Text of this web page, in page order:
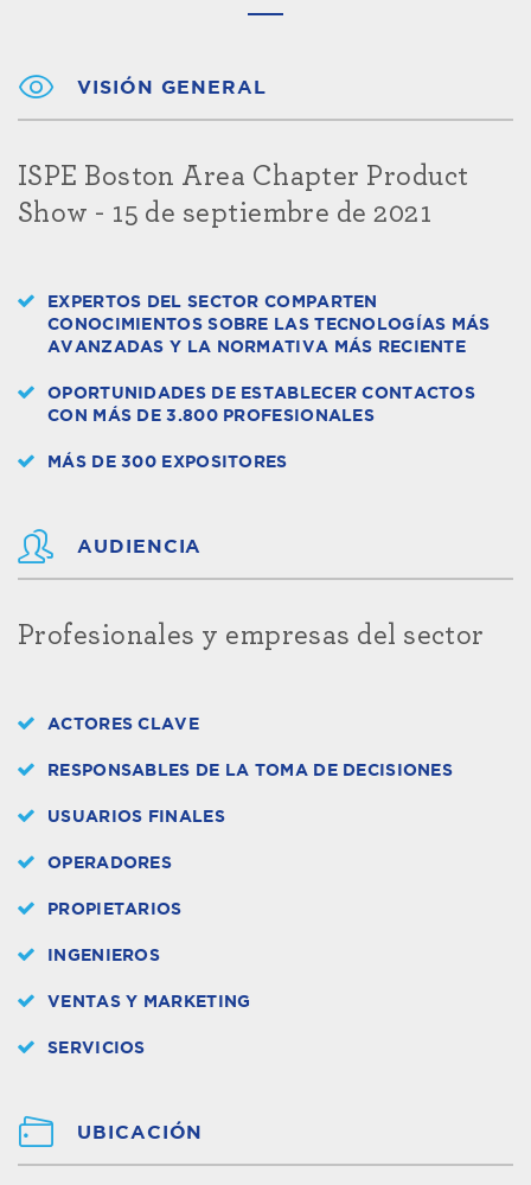
VISIÓN GENERAL
ISPE Boston Area Chapter Product
Show - 15 de septiembre de 2021
EXPERTOS DEL SECTOR COMPARTEN
CONOCIMIENTOS SOBRE LAS TECNOLOGÍAS MÁS
AVANZADAS Y LA NORMATIVA MÁS RECIENTE
OPORTUNIDADES DE ESTABLECER CONTACTOS
CON MÁS DE 3.800 PROFESIONALES
MÁS DE 300 EXPOSITORES
AUDIENCIA
Profesionales y empresas del sector
ACTORES CLAVE
RESPONSABLES DE LA TOMA DE DECISIONES
USUARIOS FINALES
OPERADORES
PROPIETARIOS
INGENIEROS
VENTAS Y MARKETING
SERVICIOS
UBICACIÓN